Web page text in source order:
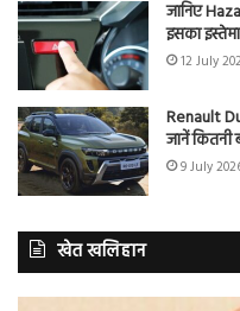
जानिए
इसका
12 July
Renault
जानें कितनी
9 July
खेत खलिहान